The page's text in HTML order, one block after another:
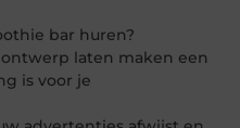
bar huren?
laten maken een
is voor je